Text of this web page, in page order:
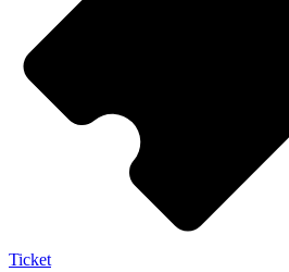
Ticket